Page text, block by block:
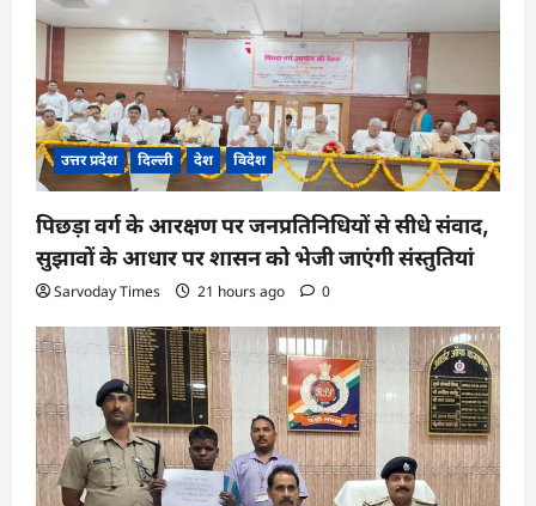
o
n
उत्तर प्रदेश दिल्ली देश विदेश
पिछड़ा वर्ग के आरक्षण पर जनप्रतिनिधियों से सीधे संवाद,
सुझावों के आधार पर शासन को भेजी जाएंगी संस्तुतियां
Sarvoday Times 21 hours ago 0